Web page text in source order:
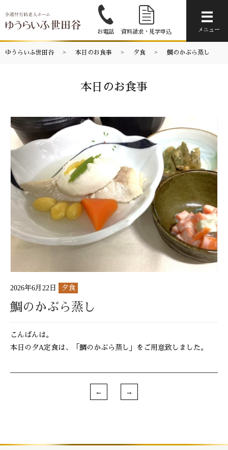
お電話 資料請求・見学申込 メニュー
ゆうらいふ世田谷 本日のお食事 夕食 鯛のかぶら蒸し
本日のお食事
2026年6月22日 夕食
鯛のかぶら蒸し
こんばんは。
本日の夕A定食は、「鯛のかぶら蒸し」をご用意致しました。